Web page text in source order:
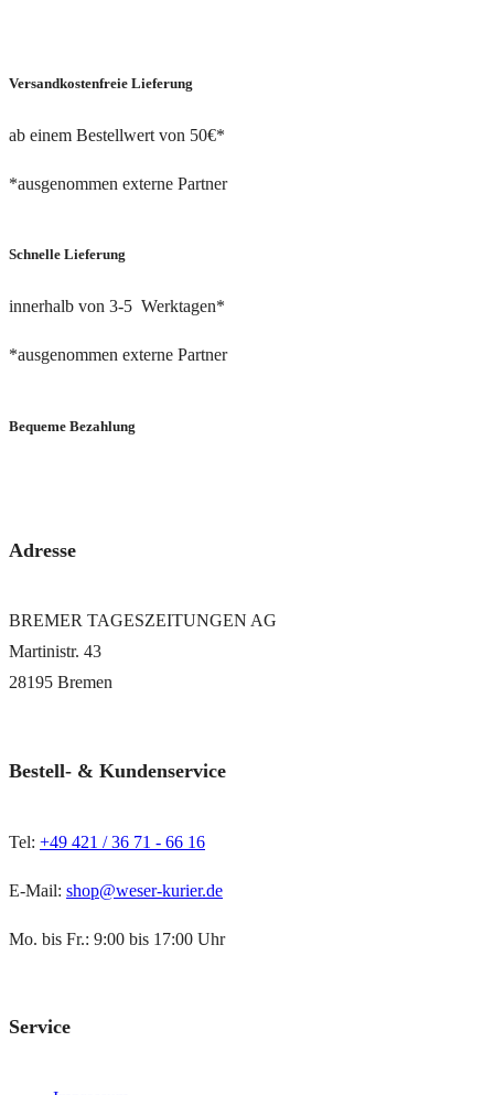
Versandkostenfreie Lieferung
ab einem Bestellwert von 50€*
*ausgenommen externe Partner
Schnelle Lieferung
innerhalb von 3-5 Werktagen*
*ausgenommen externe Partner
Bequeme Bezahlung
Adresse
BREMER TAGESZEITUNGEN AG
Martinistr. 43
28195 Bremen
Bestell- & Kundenservice
Tel: +49 421 / 36 71 - 66 16
E-Mail: shop@weser-kurier.de
Mo. bis Fr.: 9:00 bis 17:00 Uhr
Service